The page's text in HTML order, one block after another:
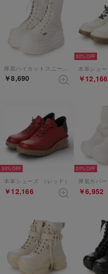
￥8,690
30%
￥12,166
30%
本革シューズ （レッド）
￥12,166
20%
￥6,952